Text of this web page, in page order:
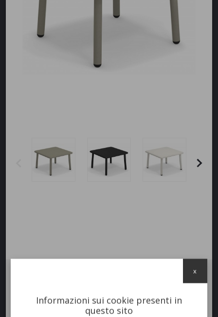
multimateriali, che danno vita ad un insieme dallo stile insolito ed
eclettico e dal comfort accentuato.
Informazioni sui cookie presenti in
questo sito
x